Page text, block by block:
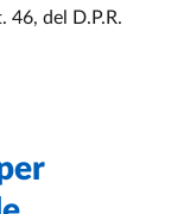
46, del D.P.R.